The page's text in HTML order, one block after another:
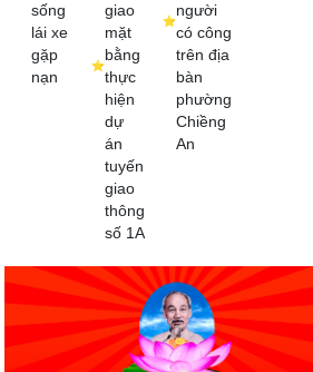
sống
lái xe
gặp
nạn
giao
mặt
bằng
thực
hiện
dự
án
tuyến
giao
thông
số 1A
người
có công
trên địa
bàn
phường
Chiềng
An